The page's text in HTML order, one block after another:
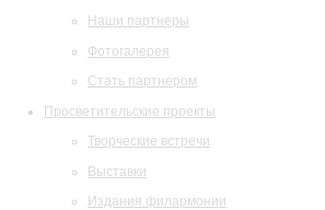
Наши партнеры
Фотогалерея
Стать партнером
Просветительские проекты
Творческие встречи
Выставки
Издания филармонии